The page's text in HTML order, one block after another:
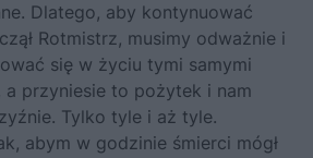
Dlatego, aby kontynuować
Rotmistrz, musimy odważnie i
się w życiu tymi samymi
a przyniesie to pożytek i nam
Tylko tyle i aż tyle.
abym w godzinie śmierci mógł